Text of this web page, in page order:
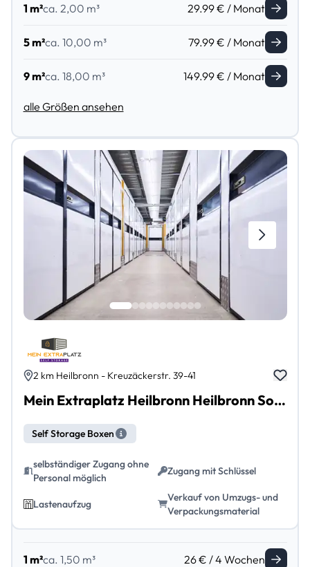
1 m²ca. 2,00 m³ 29.99 € / Monat
5 m²ca. 10,00 m³ 79.99 € / Monat
9 m²ca. 18,00 m³ 149.99 € / Monat
alle Größen ansehen
2 km Heilbronn - Kreuzäckerstr. 39-41
Mein Extraplatz Heilbronn Heilbronn Sontheim
Self Storage Boxen
selbständiger Zugang ohne
Personal möglich
Zugang mit Schlüssel
Lastenaufzug
Verkauf von Umzugs- und
Verpackungsmaterial
1 m²ca. 1,50 m³ 26 € / 4 Wochen